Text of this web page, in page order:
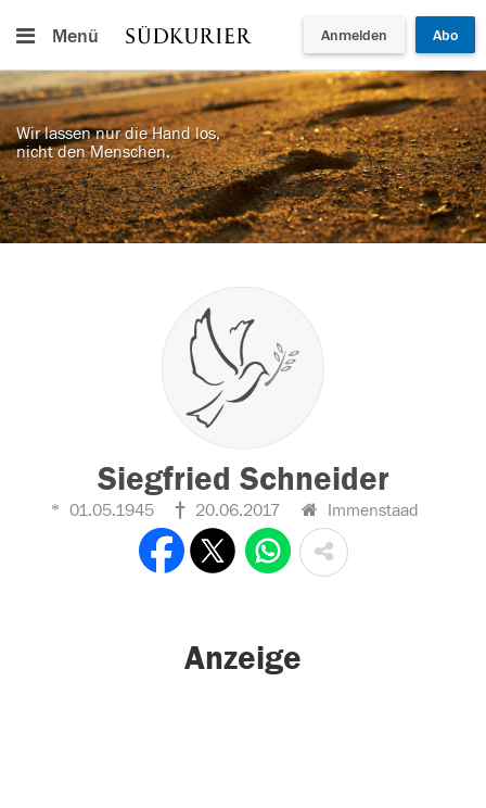
Menü Anmelden Abo
Wir lassen nur die Hand los,
nicht den Menschen.
Siegfried Schneider
01.05.1945 20.06.2017 Immenstaad
Anzeige